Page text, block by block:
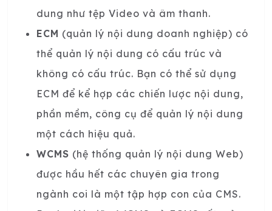
dung như tệp Video và âm thanh.
ECM (quản lý nội dung doanh nghiệp) có
thể quản lý nội dung có cấu trúc và
không có cấu trúc. Bạn có thể sử dụng
ECM để kể hợp các chiến lược nội dung,
phần mềm, công cụ để quản lý nội dung
một cách hiệu quả.
WCMS (hệ thống quản lý nội dung Web)
được hầu hết các chuyên gia trong
ngành coi là một tập hợp con của CMS.